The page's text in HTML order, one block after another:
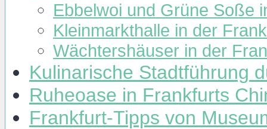
Ebbelwoi und Grüne Soße
Kleinmarkthalle in der
Wächtershäuser in der
Kulinarische Stadtführung
Ruheoase in Frankfurts
Frankfurt-Tipps von